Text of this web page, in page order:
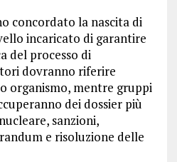
concordato la nascita di
incaricato di garantire
del processo di
dovranno riferire
organismo, mentre gruppi
dei dossier più
sanzioni,
e risoluzione delle